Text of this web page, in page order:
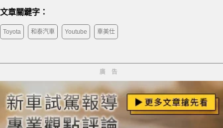
文章關鍵字：
Toyota 和泰汽車 Youtube 車美仕
廣告